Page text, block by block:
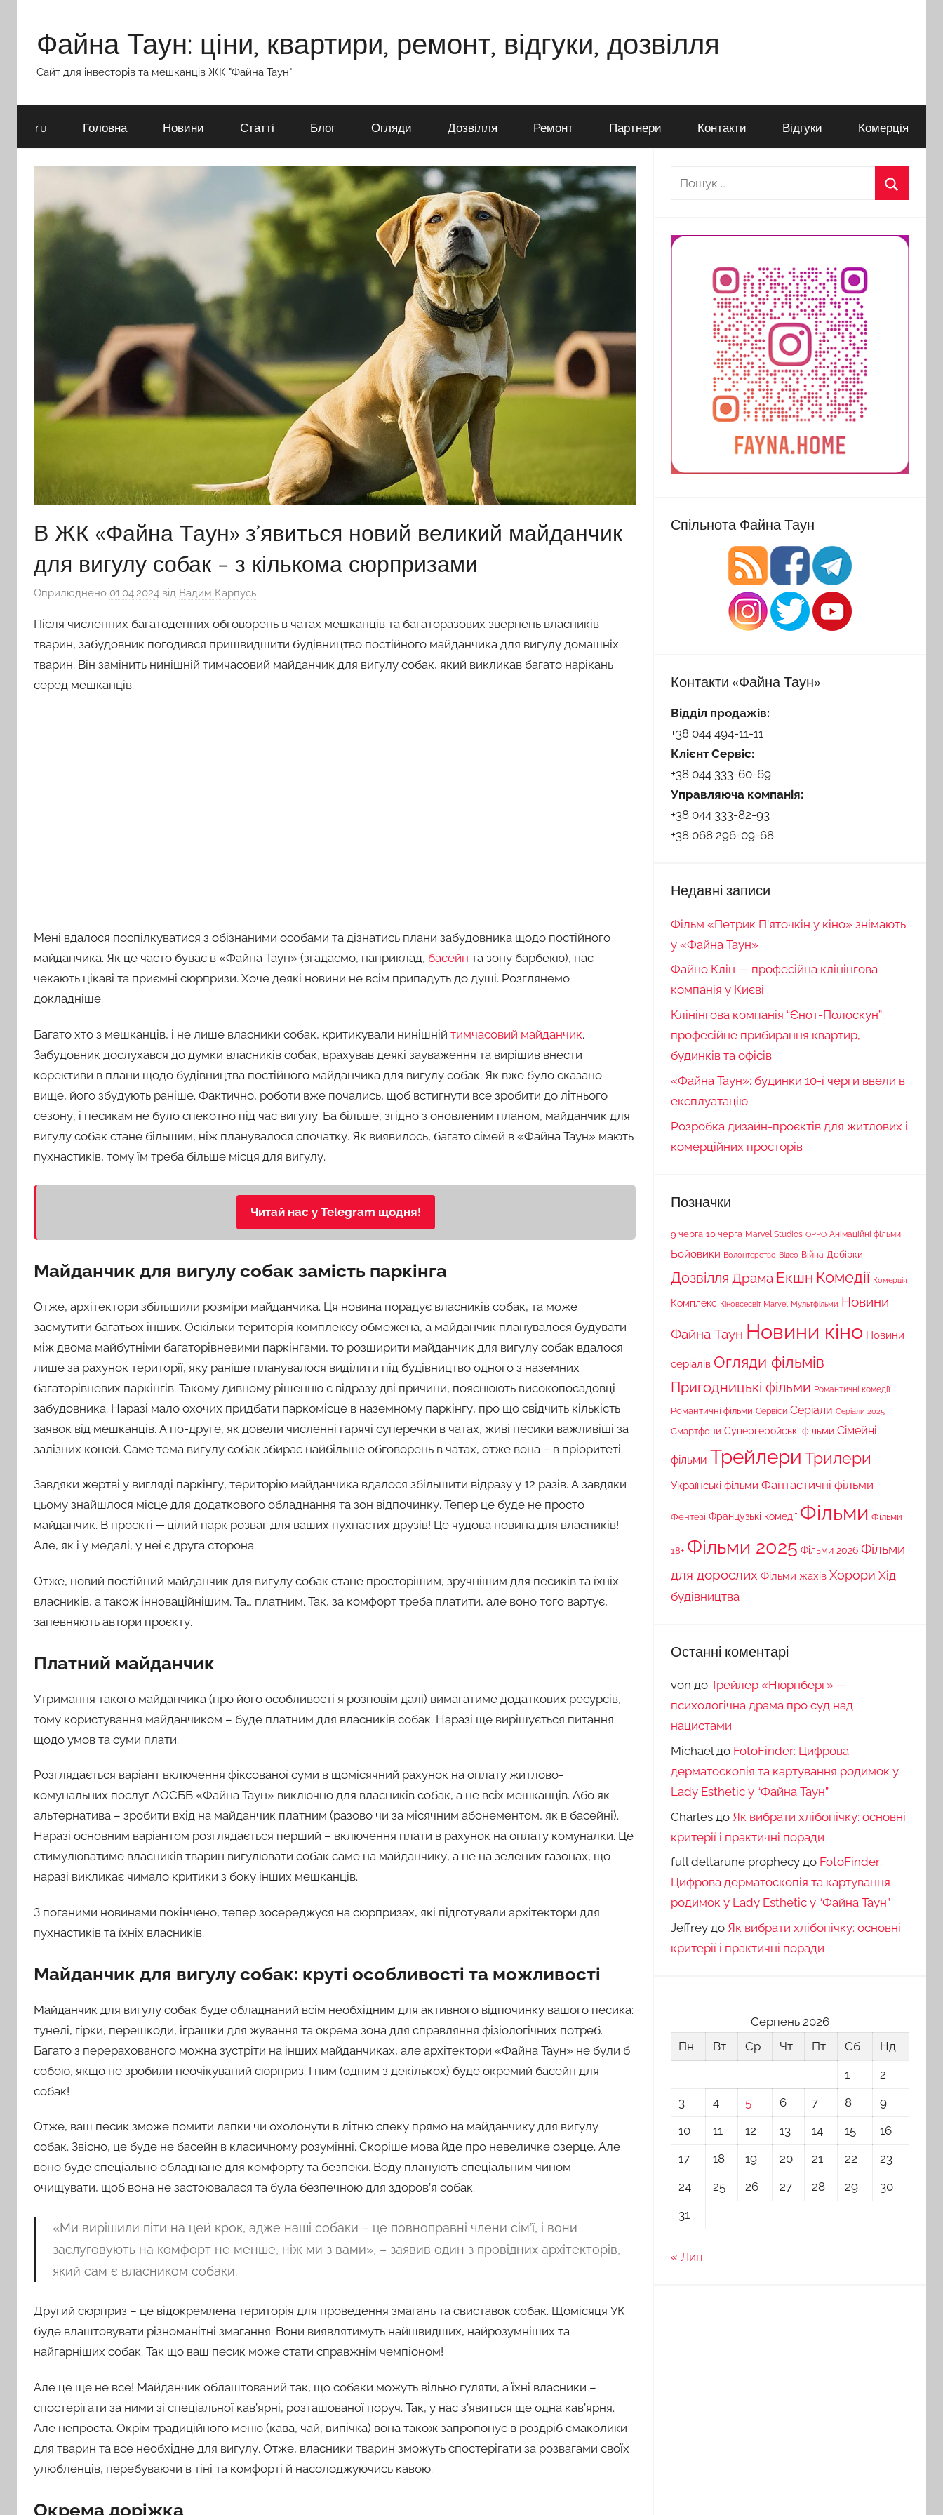
вмістуФайна Таун: ціни, квартири, ремонт, відгуки, дозвілля
Сайт для інвесторів та мешканців ЖК "Файна Таун"
ru Головна Новини Статті Блог Огляди Дозвілля Ремонт Партнери Контакти Відгуки Комерція
В ЖК «Файна Таун» з’явиться новий великий майданчик
для вигулу собак – з кількома сюрпризами
Оприлюднено 01.04.2024 від Вадим Карпусь
Після численних багатоденних обговорень в чатах мешканців та багаторазових звернень власників
тварин, забудовник погодився пришвидшити будівництво постійного майданчика для вигулу домашніх
тварин. Він замінить нинішній тимчасовий майданчик для вигулу собак, який викликав багато нарікань
серед мешканців.
Мені вдалося поспілкуватися з обізнаними особами та дізнатись плани забудовника щодо постійного
майданчика. Як це часто буває в «Файна Таун» (згадаємо, наприклад, басейн та зону барбекю), нас
чекають цікаві та приємні сюрпризи. Хоче деякі новини не всім припадуть до душі. Розглянемо
докладніше.
Багато хто з мешканців, і не лише власники собак, критикували нинішній тимчасовий майданчик.
Забудовник дослухався до думки власників собак, врахував деякі зауваження та вирішив внести
корективи в плани щодо будівництва постійного майданчика для вигулу собак. Як вже було сказано
вище, його збудують раніше. Фактично, роботи вже почались, щоб встигнути все зробити до літнього
сезону, і песикам не було спекотно під час вигулу. Ба більше, згідно з оновленим планом, майданчик для
вигулу собак стане більшим, ніж планувалося спочатку. Як виявилось, багато сімей в «Файна Таун» мають
пухнастиків, тому їм треба більше місця для вигулу.
Читай нас у Telegram щодня!
Майданчик для вигулу собак замість паркінга
Отже, архітектори збільшили розміри майданчика. Ця новина порадує власників собак, та може
засмутити багатьох інших. Оскільки територія комплексу обмежена, а майданчик планувалося будувати
між двома майбутніми багаторівневими паркінгами, то розширити майданчик для вигулу собак вдалося
лише за рахунок території, яку раніше планувалося виділити під будівництво одного з наземних
багаторівневих паркінгів. Такому дивному рішенню є відразу дві причини, пояснюють високопосадовці
забудовника. Наразі мало охочих придбати паркомісце в наземному паркінгу, про що свідчить кількість
заявок від мешканців. А по-друге, як довели численні гарячі суперечки в чатах, живі песики важливіші за
залізних коней. Саме тема вигулу собак збирає найбільше обговорень в чатах, отже вона – в пріоритеті.
Завдяки жертві у вигляді паркінгу, територію майданчика вдалося збільшити відразу у 12 разів. А завдяки
цьому знайшлося місце для додаткового обладнання та зон відпочинку. Тепер це буде не просто
майданчик. В проєкті ─ цілий парк розваг для ваших пухнастих друзів! Це чудова новина для власників!
Але, як і у медалі, у неї є друга сторона.
Отже, новий постійний майданчик для вигулу собак стане просторішим, зручнішим для песиків та їхніх
власників, а також інноваційнішим. Та… платним. Так, за комфорт треба платити, але воно того вартує,
запевняють автори проєкту.
Платний майданчик
Утримання такого майданчика (про його особливості я розповім далі) вимагатиме додаткових ресурсів,
тому користування майданчиком – буде платним для власників собак. Наразі ще вирішується питання
щодо умов та суми плати.
Розглядається варіант включення фіксованої суми в щомісячний рахунок на оплату житлово-
комунальних послуг АОСББ «Файна Таун» виключно для власників собак, а не всіх мешканців. Або як
альтернатива – зробити вхід на майданчик платним (разово чи за місячним абонементом, як в басейні).
Наразі основним варіантом розглядається перший – включення плати в рахунок на оплату комуналки. Це
стимулюватиме власників тварин вигулювати собак саме на майданчику, а не на зелених газонах, що
наразі викликає чимало критики з боку інших мешканців.
З поганими новинами покінчено, тепер зосереджуся на сюрпризах, які підготували архітектори для
пухнастиків та їхніх власників.
Майданчик для вигулу собак: круті особливості та можливості
Майданчик для вигулу собак буде обладнаний всім необхідним для активного відпочинку вашого песика:
тунелі, гірки, перешкоди, іграшки для жування та окрема зона для справляння фізіологічних потреб.
Багато з перерахованого можна зустріти на інших майданчиках, але архітектори «Файна Таун» не були б
собою, якщо не зробили неочікуваний сюрприз. І ним (одним з декількох) буде окремий басейн для
собак!
Отже, ваш песик зможе помити лапки чи охолонути в літню спеку прямо на майданчику для вигулу
собак. Звісно, це буде не басейн в класичному розумінні. Скоріше мова йде про невеличке озерце. Але
воно буде спеціально обладнане для комфорту та безпеки. Воду планують спеціальним чином
очищувати, щоб вона не застоювалася та була безпечною для здоров’я собак.
«Ми вирішили піти на цей крок, адже наші собаки – це повноправні члени сім’ї, і вони
заслуговують на комфорт не менше, ніж ми з вами», – заявив один з провідних архітекторів,
який сам є власником собаки.
Другий сюрприз – це відокремлена територія для проведення змагань та свиставок собак. Щомісяця УК
буде влаштовувати різноманітні змагання. Вони виявлятимуть найшвидших, найрозумніших та
найгарніших собак. Так що ваш песик може стати справжнім чемпіоном!
Але це ще не все! Майданчик облаштований так, що собаки можуть вільно гуляти, а їхні власники –
спостерігати за ними зі спеціальної кав’ярні, розташованої поруч. Так, у нас з’явиться ще одна кав’ярня.
Але непроста. Окрім традиційного меню (кава, чай, випічка) вона також запропонує в роздріб смаколики
для тварин та все необхідне для вигулу. Отже, власники тварин зможуть спостерігати за розвагами своїх
улюбленців, перебуваючи в тіні та комфорті й насолоджуючись кавою.
Окрема доріжка
Пошук:
Спільнота Файна Таун
Контакти «Файна Таун»
Відділ продажів:
+38 044 494-11-11
Клієнт Сервіс:
+38 044 333-60-69
Управляюча компанія:
+38 044 333-82-93
+38 068 296-09-68
Недавні записи
Фільм «Петрик П’яточкін у кіно» знімають
у «Файна Таун»
Файно Клін — професійна клінінгова
компанія у Києві
Клінінгова компанія “Єнот-Полоскун”:
професійне прибирання квартир,
будинків та офісів
«Файна Таун»: будинки 10-ї черги ввели в
експлуатацію
Розробка дизайн-проєктів для житлових і
комерційних просторів
Позначки
9 черга 10 черга Marvel Studios OPPO Анімаційні фільми
Бойовики Волонтерство Відео Війна Добірки
Дозвілля Драма Екшн Комедії Комерція
Комплекс Кіновсесвіт Marvel Мультфільми Новини
Файна Таун Новини кіно Новини
серіалів Огляди фільмів
Пригодницькі фільми Романтичні комедії
Романтичні фільми Сервіси Серіали Серіали 2025
Смартфони Супергеройські фільми Сімейні
фільми Трейлери Трилери
Українські фільми Фантастичні фільми
Фентезі Французькі комедії Фільми Фільми
18+ Фільми 2025 Фільми 2026 Фільми
для дорослих Фільми жахів Хорори Хід
будівництва
Останні коментарі
von до Трейлер «Нюрнберг» —
психологічна драма про суд над
нацистами
Michael до FotoFinder: Цифрова
дерматоскопія та картування родимок у
Lady Esthetic у “Файна Таун”
Charlesдо Як вибрати хлібопічку: основні
критерії і практичні поради
full deltarune prophecyдо FotoFinder:
Цифрова дерматоскопія та картування
родимок у Lady Esthetic у “Файна Таун”
Jeffreyдо Як вибрати хлібопічку: основні
критерії і практичні поради
Серпень 2026
Пн
Вт Ср Чт Пт Сб
Нд
1
2
3
4 5 6 7 8
9
10
11 12 13 14 15
16
17
18 19 20 21 22
23
24
25 26 27 28 29
30
31
« Лип